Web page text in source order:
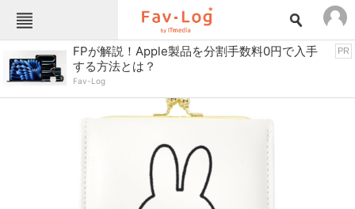
Fav-Logカテゴリー一覧
TOP
インテリア・収納 おもちゃ・ホビー
ゲーム
コンテンツ・サービス スイーツ・お菓子
FPが解説！Apple製品を分割手数料0円で入手
する方法とは？
Fav-Log
PR